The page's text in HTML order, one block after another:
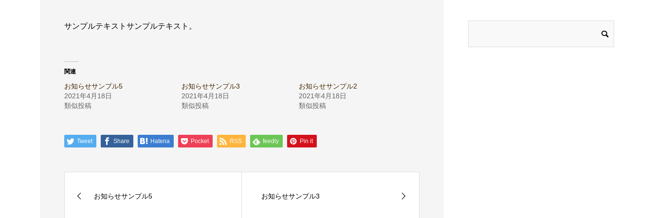
サンプルテキストサンプルテキスト。
関連
お知らせサンプル5
2021年4月18日
類似投稿
お知らせサンプル3
2021年4月18日
類似投稿
お知らせサンプル2
2021年4月18日
類似投稿
Tweet Share Hatena Pocket RSS feedly Pin it
お知らせサンプル5 お知らせサンプル3